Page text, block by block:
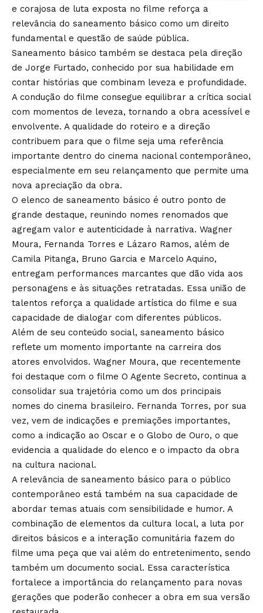
e corajosa de luta exposta no filme reforça a
relevância do saneamento básico como um direito
fundamental e questão de saúde pública.
Saneamento básico também se destaca pela direção
de Jorge Furtado, conhecido por sua habilidade em
contar histórias que combinam leveza e profundidade.
A condução do filme consegue equilibrar a crítica social
com momentos de leveza, tornando a obra acessível e
envolvente. A qualidade do roteiro e a direção
contribuem para que o filme seja uma referência
importante dentro do cinema nacional contemporâneo,
especialmente em seu relançamento que permite uma
nova apreciação da obra.
O elenco de saneamento básico é outro ponto de
grande destaque, reunindo nomes renomados que
agregam valor e autenticidade à narrativa. Wagner
Moura, Fernanda Torres e Lázaro Ramos, além de
Camila Pitanga, Bruno Garcia e Marcelo Aquino,
entregam performances marcantes que dão vida aos
personagens e às situações retratadas. Essa união de
talentos reforça a qualidade artística do filme e sua
capacidade de dialogar com diferentes públicos.
Além de seu conteúdo social, saneamento básico
reflete um momento importante na carreira dos
atores envolvidos. Wagner Moura, que recentemente
foi destaque com o filme O Agente Secreto, continua a
consolidar sua trajetória como um dos principais
nomes do cinema brasileiro. Fernanda Torres, por sua
vez, vem de indicações e premiações importantes,
como a indicação ao Oscar e o Globo de Ouro, o que
evidencia a qualidade do elenco e o impacto da obra
na cultura nacional.
A relevância de saneamento básico para o público
contemporâneo está também na sua capacidade de
abordar temas atuais com sensibilidade e humor. A
combinação de elementos da cultura local, a luta por
direitos básicos e a interação comunitária fazem do
filme uma peça que vai além do entretenimento, sendo
também um documento social. Essa característica
fortalece a importância do relançamento para novas
gerações que poderão conhecer a obra em sua versão